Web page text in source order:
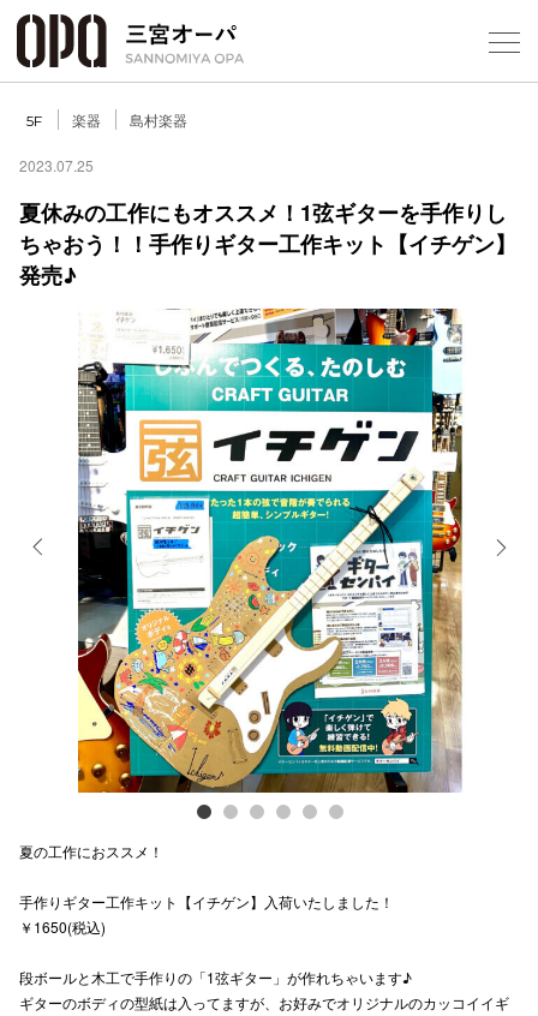
5F 楽器 島村楽器
2023.07.25
夏休みの工作にもオススメ！1弦ギターを手作りし
ちゃおう！！手作りギター工作キット【イチゲン】
発売♪
夏の工作におススメ！
手作りギター工作キット【イチゲン】入荷いたしました！
￥1650(税込)
段ボールと木工で手作りの「1弦ギター」が作れちゃいます♪
ギターのボディの型紙は入ってますが、お好みでオリジナルのカッコイイギ
フロア
公式SNS
企業情報